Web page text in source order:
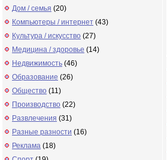
Дом / семья (20)
Компьютеры / интернет (43)
Культура / искусство (27)
Медицина / здоровье (14)
Недвижимость (46)
Образование (26)
Общество (11)
Производство (22)
Развлечения (31)
Разные разности (16)
Реклама (18)